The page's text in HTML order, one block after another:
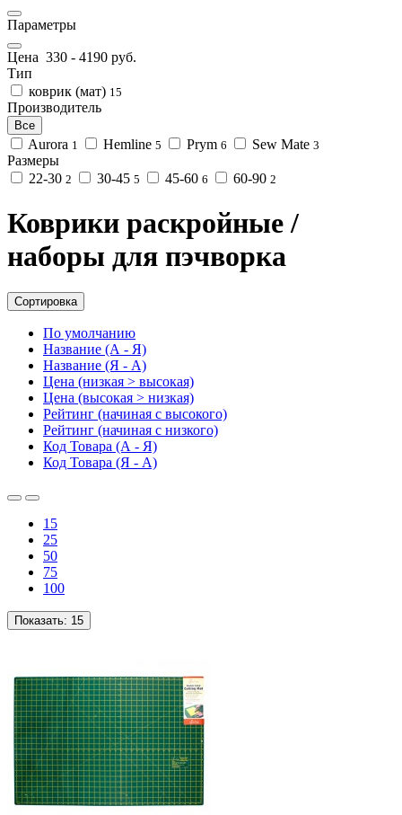
Параметры
Цена 330 - 4190 руб.
Тип
коврик (мат) 15
Производитель
Все
Aurora 1 Hemline 5 Prym 6 Sew Mate 3
Размеры
22-30 2 30-45 5 45-60 6 60-90 2
Коврики раскройные /
наборы для пэчворка
Сортировка
По умолчанию
Название (А - Я)
Название (Я - А)
Цена (низкая > высокая)
Цена (высокая > низкая)
Рейтинг (начиная с высокого)
Рейтинг (начиная с низкого)
Код Товара (А - Я)
Код Товара (Я - А)
15
25
50
75
100
Показать: 15